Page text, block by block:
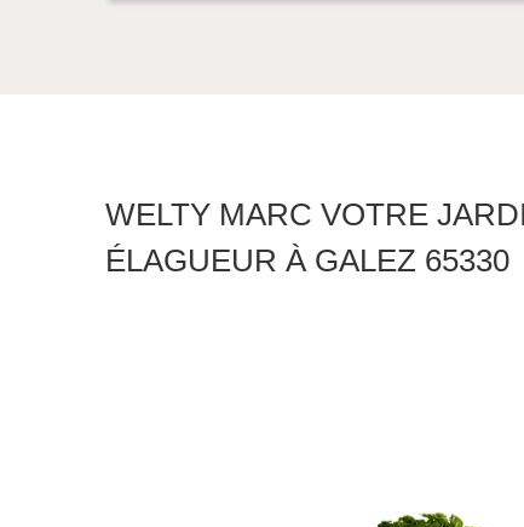
WELTY MARC VOTRE
ÉLAGUEUR À GALEZ 65330